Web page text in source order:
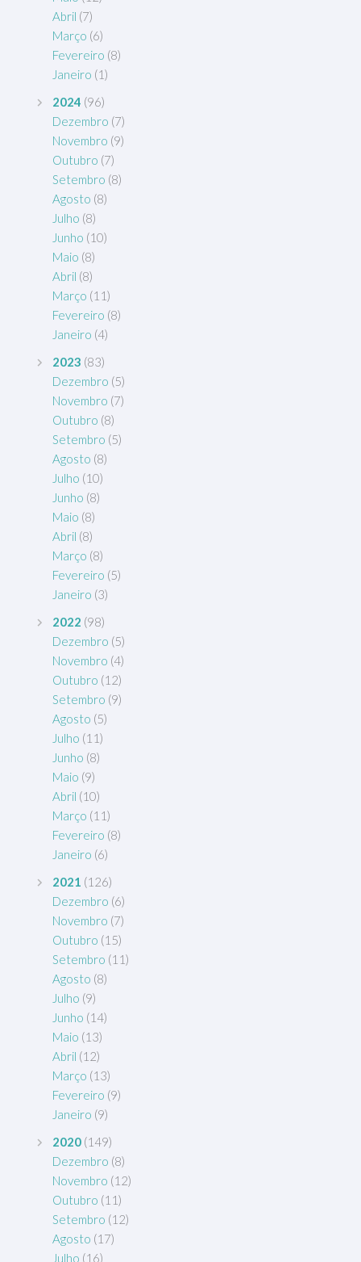
Abril (7)
Março (6)
Fevereiro (8)
Janeiro (1)
2024 (96)
Dezembro (7)
Novembro (9)
Outubro (7)
Setembro (8)
Agosto (8)
Julho (8)
Junho (10)
Maio (8)
Abril (8)
Março (11)
Fevereiro (8)
Janeiro (4)
2023 (83)
Dezembro (5)
Novembro (7)
Outubro (8)
Setembro (5)
Agosto (8)
Julho (10)
Junho (8)
Maio (8)
Abril (8)
Março (8)
Fevereiro (5)
Janeiro (3)
2022 (98)
Dezembro (5)
Novembro (4)
Outubro (12)
Setembro (9)
Agosto (5)
Julho (11)
Junho (8)
Maio (9)
Abril (10)
Março (11)
Fevereiro (8)
Janeiro (6)
2021 (126)
Dezembro (6)
Novembro (7)
Outubro (15)
Setembro (11)
Agosto (8)
Julho (9)
Junho (14)
Maio (13)
Abril (12)
Março (13)
Fevereiro (9)
Janeiro (9)
2020 (149)
Dezembro (8)
Novembro (12)
Outubro (11)
Setembro (12)
Agosto (17)
Julho (16)